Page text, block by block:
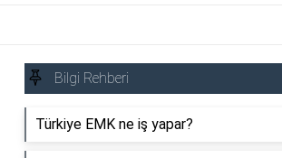
Bilgi Rehberi
Türkiye EMK ne iş yapar?